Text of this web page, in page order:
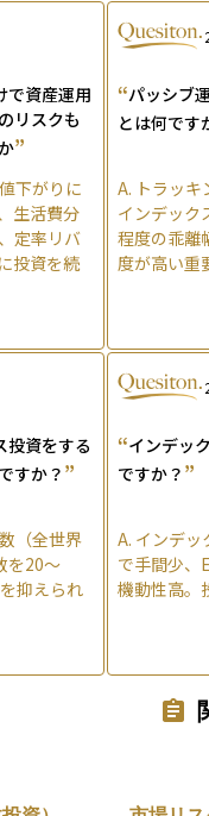
で資産運用
リスクも
”
下がりに
生活費分
定率リバ
投資を続
“パッシブ
とは何です
A. トラッ
インデック
程度の乖離
度が高い重
投資をする
すか？”
（全世界
を20〜
抑えられ
“インデッ
ですか？ ”
A. インデッ
で手間少、
機動性高。